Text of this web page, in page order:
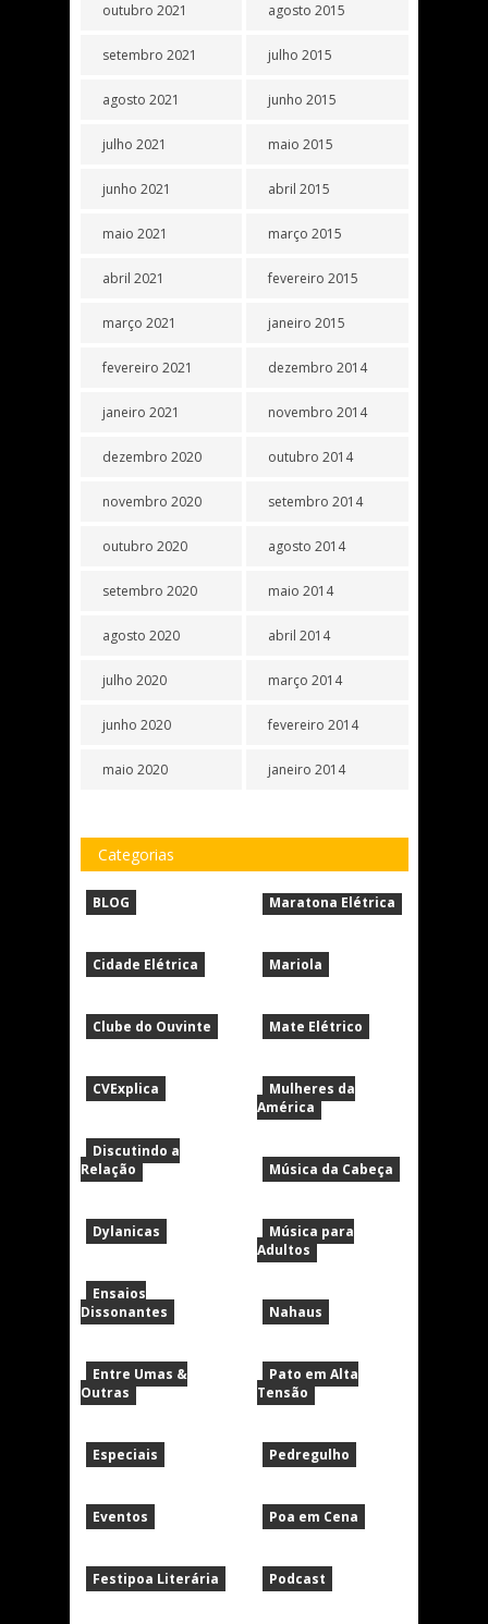
outubro 2021
setembro 2021
agosto 2021
julho 2021
junho 2021
maio 2021
abril 2021
março 2021
fevereiro 2021
janeiro 2021
dezembro 2020
novembro 2020
outubro 2020
setembro 2020
agosto 2020
julho 2020
junho 2020
maio 2020
agosto 2015
julho 2015
junho 2015
maio 2015
abril 2015
março 2015
fevereiro 2015
janeiro 2015
dezembro 2014
novembro 2014
outubro 2014
setembro 2014
agosto 2014
maio 2014
abril 2014
março 2014
fevereiro 2014
janeiro 2014
Categorias
BLOG
Cidade Elétrica
Clube do Ouvinte
CVExplica
Discutindo a
Relação
Dylanicas
Ensaios
Dissonantes
Entre Umas &
Outras
Especiais
Eventos
Festipoa Literária
Maratona Elétrica
Mariola
Mate Elétrico
Mulheres da
América
Música da Cabeça
Música para
Adultos
Nahaus
Pato em Alta
Tensão
Pedregulho
Poa em Cena
Podcast